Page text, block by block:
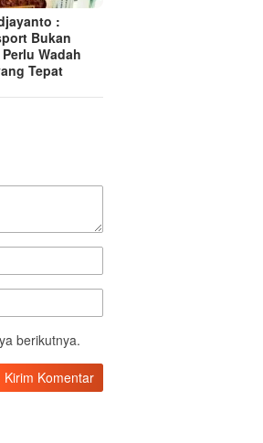
:
Bukan
Wadah
Tepat
berikutnya.